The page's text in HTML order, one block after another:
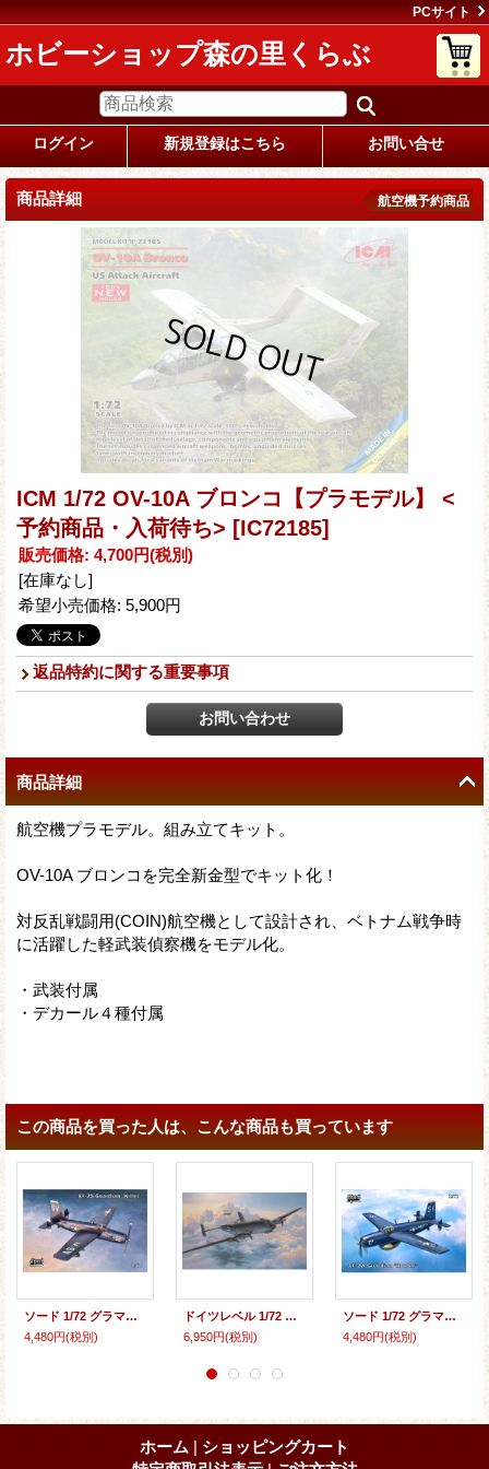
PCサイト
ホビーショップ森の里くらぶ
ログイン 新規登録はこちら お問い合せ
商品詳細 航空機予約商品
ICM 1/72 OV-10A ブロンコ【プラモデル】 <
予約商品・入荷待ち> [IC72185]
販売価格: 4,700円(税別)
[在庫なし]
希望小売価格: 5,900円
返品特約に関する重要事項
商品詳細
航空機プラモデル。組み立てキット。
OV-10A ブロンコを完全新金型でキット化！
対反乱戦闘用(COIN)航空機として設計され、ベトナム戦争時
に活躍した軽武装偵察機をモデル化。
・武装付属
・デカール４種付属
この商品を買った人は、こんな商品も買っています
ソード 1/72 グラマン AF-2S ガーディアン対潜攻撃機 キラー【プラモデル】
4,480円(税別)
ドイツレベル 1/72 ユンカース Ju290A-5「シーアドラー」【プラモデル】
6,950円(税別)
ソード 1/72 グラマン AF-2W ガーディアン対潜哨戒機 ハンター【プラモデル】
4,480円(税別)
ホーム | ショッピングカート